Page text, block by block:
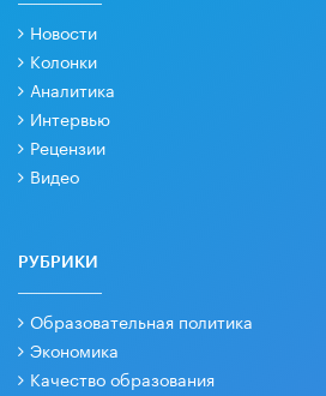
Новости
Колонки
Аналитика
Интервью
Рецензии
Видео
РУБРИКИ
Образовательная политика
Экономика
Качество образования